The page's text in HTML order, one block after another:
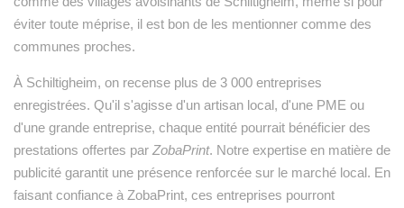
éviter toute méprise, il est bon de les mentionner comme des
communes proches.
À Schiltigheim, on recense plus de 3 000 entreprises
enregistrées. Qu'il s'agisse d'un artisan local, d'une PME ou
d'une grande entreprise, chaque entité pourrait bénéficier des
prestations offertes par ZobaPrint. Notre expertise en matière de
publicité garantit une présence renforcée sur le marché local. En
faisant confiance à ZobaPrint, ces entreprises pourront